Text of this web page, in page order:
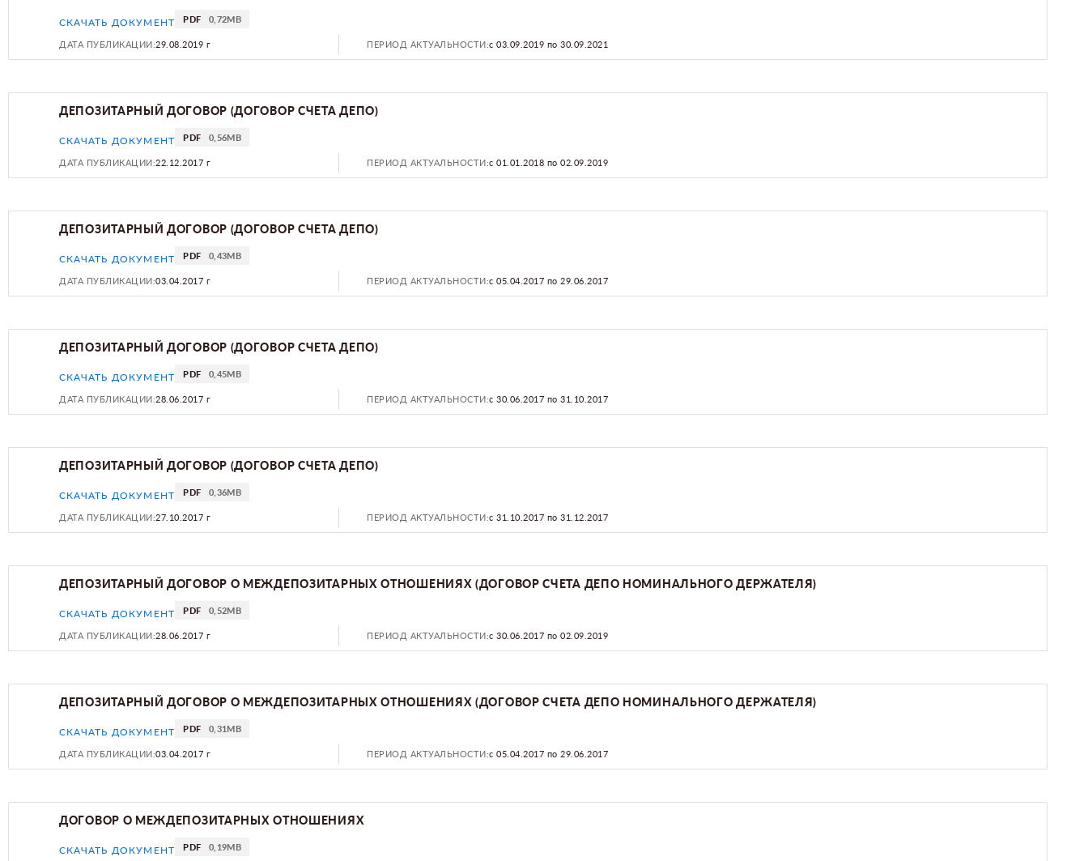
СКАЧАТЬ ДОКУМЕНТ PDF 0,72MB
ДАТА ПУБЛИКАЦИИ:29.08.2019 г ПЕРИОД АКТУАЛЬНОСТИ:с 03.09.2019 по 30.09.2021
ДЕПОЗИТАРНЫЙ ДОГОВОР (ДОГОВОР СЧЕТА ДЕПО)
СКАЧАТЬ ДОКУМЕНТ PDF 0,56MB
ДАТА ПУБЛИКАЦИИ:22.12.2017 г ПЕРИОД АКТУАЛЬНОСТИ:с 01.01.2018 по 02.09.2019
ДЕПОЗИТАРНЫЙ ДОГОВОР (ДОГОВОР СЧЕТА ДЕПО)
СКАЧАТЬ ДОКУМЕНТ PDF 0,43MB
ДАТА ПУБЛИКАЦИИ:03.04.2017 г ПЕРИОД АКТУАЛЬНОСТИ:с 05.04.2017 по 29.06.2017
ДЕПОЗИТАРНЫЙ ДОГОВОР (ДОГОВОР СЧЕТА ДЕПО)
СКАЧАТЬ ДОКУМЕНТ PDF 0,45MB
ДАТА ПУБЛИКАЦИИ:28.06.2017 г ПЕРИОД АКТУАЛЬНОСТИ:с 30.06.2017 по 31.10.2017
ДЕПОЗИТАРНЫЙ ДОГОВОР (ДОГОВОР СЧЕТА ДЕПО)
СКАЧАТЬ ДОКУМЕНТ PDF 0,36MB
ДАТА ПУБЛИКАЦИИ:27.10.2017 г ПЕРИОД АКТУАЛЬНОСТИ:с 31.10.2017 по 31.12.2017
ДЕПОЗИТАРНЫЙ ДОГОВОР О МЕЖДЕПОЗИТАРНЫХ ОТНОШЕНИЯХ (ДОГОВОР СЧЕТА ДЕПО НОМИНАЛЬНОГО ДЕРЖАТЕЛЯ)
СКАЧАТЬ ДОКУМЕНТ PDF 0,52MB
ДАТА ПУБЛИКАЦИИ:28.06.2017 г ПЕРИОД АКТУАЛЬНОСТИ:с 30.06.2017 по 02.09.2019
ДЕПОЗИТАРНЫЙ ДОГОВОР О МЕЖДЕПОЗИТАРНЫХ ОТНОШЕНИЯХ (ДОГОВОР СЧЕТА ДЕПО НОМИНАЛЬНОГО ДЕРЖАТЕЛЯ)
СКАЧАТЬ ДОКУМЕНТ PDF 0,31MB
ДАТА ПУБЛИКАЦИИ:03.04.2017 г ПЕРИОД АКТУАЛЬНОСТИ:с 05.04.2017 по 29.06.2017
ДОГОВОР О МЕЖДЕПОЗИТАРНЫХ ОТНОШЕНИЯХ
СКАЧАТЬ ДОКУМЕНТ PDF 0,19MB